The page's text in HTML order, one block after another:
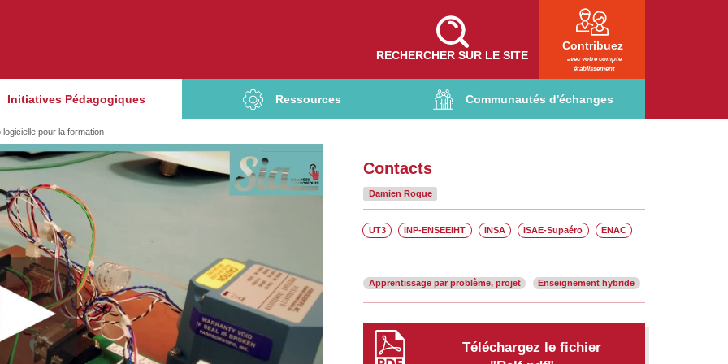
RECHERCHER SUR LE SITE
Contribuez
avec votre compte
établissement
Initiatives Pédagogiques Ressources Communautés d'échanges
pour la formation
Contacts
Damien Roque
UT3 INP-ENSEEIHT INSA ISAE-Supaéro ENAC
Apprentissage par problème, projet Enseignement hybride
Fiche
Fichier
Téléchargez le fichier